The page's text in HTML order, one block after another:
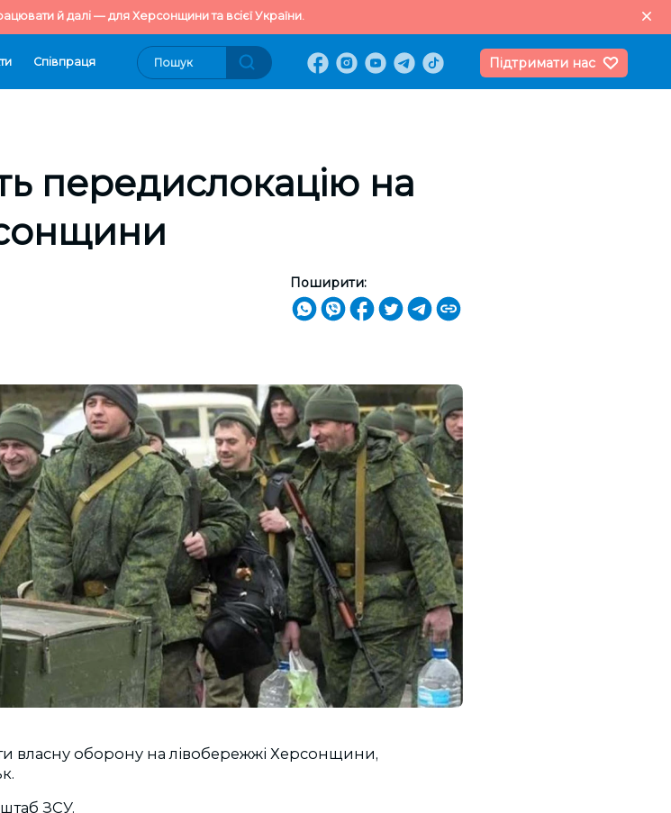
й далі — для Херсонщини та всієї України.
Cпівпраця Підтримати нас
передислокацію на
Поширити:
власну оборону на лівобережжі Херсонщини,
ЗСУ.